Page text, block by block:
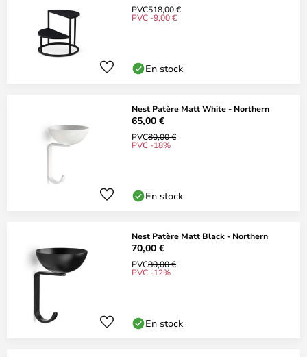
PVC518,00 €
PVC -9,00 €
En stock
Nest Patère Matt White - Northern
65,00 €
PVC80,00 €
PVC -18%
En stock
Nest Patère Matt Black - Northern
70,00 €
PVC80,00 €
PVC -12%
En stock